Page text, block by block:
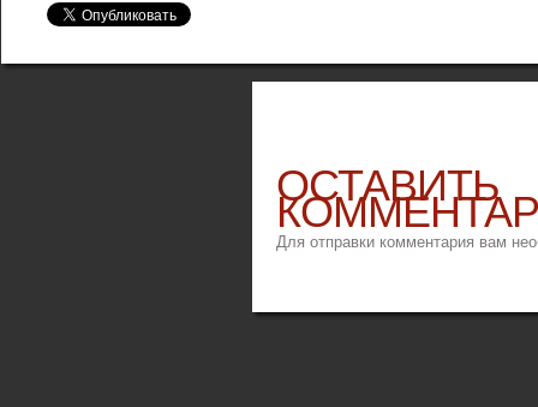
ОСТАВИТЬ
Для отправки комментария вам